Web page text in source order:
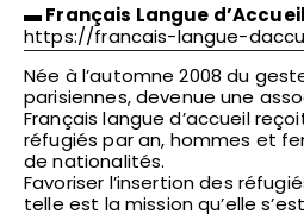
▬Français Langue d’Accueil
https://francais-langue-
Née à l’automne 2008 du
parisiennes, devenue une
Français langue d’accueil
réfugiés par an, hommes et
de nationalités.
Favoriser l’insertion des
telle est la mission qu’elle